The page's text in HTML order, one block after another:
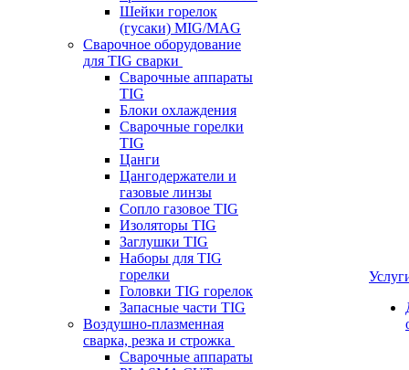
Шейки горелок
(гусаки) MIG/MAG
Сварочное оборудование
для TIG сварки
Сварочные аппараты
TIG
Блоки охлаждения
Сварочные горелки
TIG
Цанги
Цангодержатели и
газовые линзы
Сопло газовое TIG
Изоляторы TIG
Заглушки TIG
Наборы для TIG
горелки
Головки TIG горелок
Запасные части TIG
Воздушно-плазменная
сварка, резка и строжка
Сварочные аппараты